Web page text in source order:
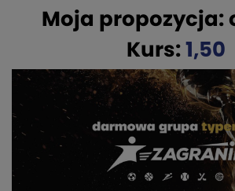
Moja propozycja:
Kurs: 1,50